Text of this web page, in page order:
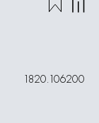
1820.106200